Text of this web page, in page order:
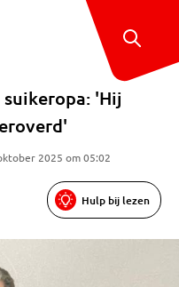
'Hij
2025 om 05:02
Hulp bij lezen